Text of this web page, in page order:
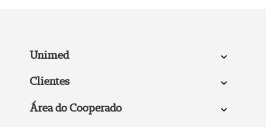
Unimed
Clientes
Área do Cooperado